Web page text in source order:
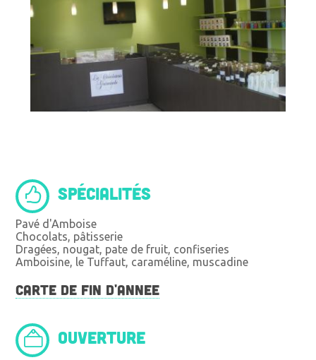
SPÉCIALITÉS
Pavé d'Amboise
Chocolats, pâtisserie
Dragées, nougat, pate de fruit, confiseries
Amboisine, le Tuffaut, caraméline, muscadine
CARTE DE FIN D'ANNEE
OUVERTURE